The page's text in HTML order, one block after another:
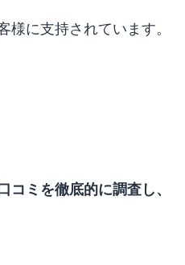
に支持されています。
ミを徹底的に調査し、